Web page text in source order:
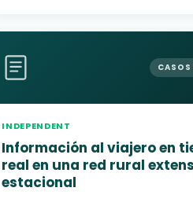
CASOS
INDEPENDENT
Información al viajero en
real en una red rural
estacional